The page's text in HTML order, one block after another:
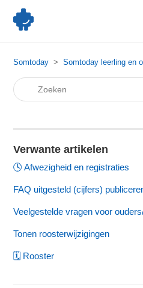
Somtoday Somtoday leerling en
Verwante artikelen
🕓 Afwezigheid en registraties
FAQ uitgesteld (cijfers)
Veelgestelde vragen voor
Tonen roosterwijzigingen
🗓️ Rooster